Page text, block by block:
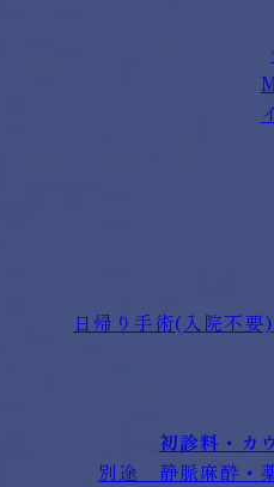
日帰り手術(入院不
初診料・カ
別途 静脈麻酔・